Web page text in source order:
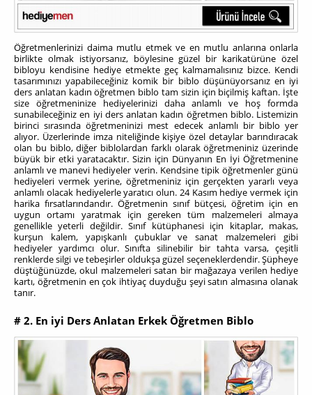
Öğretmenlerinizi daima mutlu etmek ve en mutlu anlarına onlarla
birlikte olmak istiyorsanız, böylesine güzel bir karikatürüne özel
bibloyu kendisine hediye etmekte geç kalmamalısınız bizce. Kendi
tasarımınızı yapabileceğiniz komik bir biblo düşünüyorsanız en iyi
ders anlatan kadın öğretmen biblo tam sizin için biçilmiş kaftan. İşte
size öğretmeninize hediyelerinizi daha anlamlı ve hoş formda
sunabileceğiniz en iyi ders anlatan kadın öğretmen biblo. Listemizin
birinci sırasında öğretmeninizi mest edecek anlamlı bir biblo yer
alıyor. Üzerlerinde imza niteliğinde kişiye özel detaylar barındıracak
olan bu biblo, diğer biblolardan farklı olarak öğretmeniniz üzerinde
büyük bir etki yaratacaktır. Sizin için Dünyanın En İyi Öğretmenine
anlamlı ve manevi hediyeler verin. Kendsine tipik öğretmenler günü
hediyeleri vermek yerine, öğretmeniniz için gerçekten yararlı veya
anlamlı olacak hediyelerle yaratıcı olun. 24 Kasım hediye vermek için
harika fırsatlarındandır. Öğretmenin sınıf bütçesi, öğretim için en
uygun ortamı yaratmak için gereken tüm malzemeleri almaya
genellikle yeterli değildir. Sınıf kütüphanesi için kitaplar, makas,
kurşun kalem, yapışkanlı çubuklar ve sanat malzemeleri gibi
hediyeler yardımcı olur. Sınıfta silinebilir bir tahta varsa, çeşitli
renklerde silgi ve tebeşirler oldukşa güzel seçeneklerdendir. Şüpheye
düştüğünüzde, okul malzemeleri satan bir mağazaya verilen hediye
kartı, öğretmenin en çok ihtiyaç duyduğu şeyi satın almasına olanak
tanır.
# 2. En iyi Ders Anlatan Erkek Öğretmen Biblo